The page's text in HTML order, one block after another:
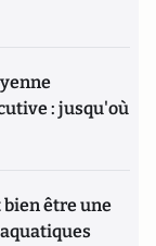
: jusqu'où
bien être une